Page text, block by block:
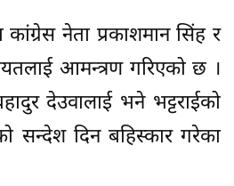
कांग्रेस नेता प्रकाशमान सिंह र
आमन्त्रण गरिएको छ ।
देउवालाई भने भट्टराईको
सन्देश दिन बहिस्कार गरेका